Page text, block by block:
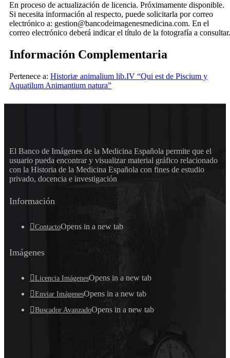
En proceso de actualización de licencia. Próximamente disponible.
Si necesita información al respecto, puede solicitarla por correo
electrónico a: gestion@bancodeimagenesmedicina.com. En el
correo electrónico deberá indicar el título de la fotografía a consultar.
Información Complementaria
Pertenece a: Historiæ animalium lib.IV “Qui est de Piscium y
Aquatilum Animantium natura”
El Banco de Imágenes de la Medicina Española permite que el
usuario pueda encontrar y visualizar material gráfico relacionado
con la Historia de la Medicina Española con fines de estudio
privado, docencia e investigación
Información
ContactoOpens in a new tab
Imágenes
Licencia ImágenesOpens in a new tab
Enviar ImágenesOpens in a new tab
Buscador AvanzadoOpens in a new tab